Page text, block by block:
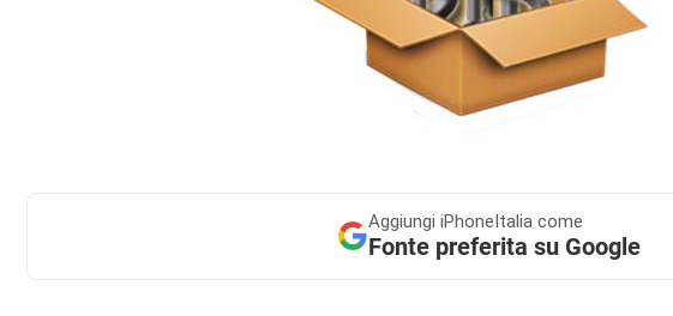
Aggiungi iPhoneItalia come
Fonte preferita su Google